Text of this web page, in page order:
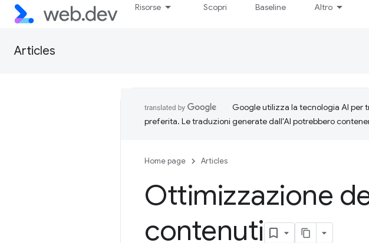
Risorse Scopri Baseline Altro
Articles
Google utilizza la tecnologia AI per
preferita. Le traduzioni generate dall'AI potrebbero
Home page Articles
Ottimizzazione
contenuti